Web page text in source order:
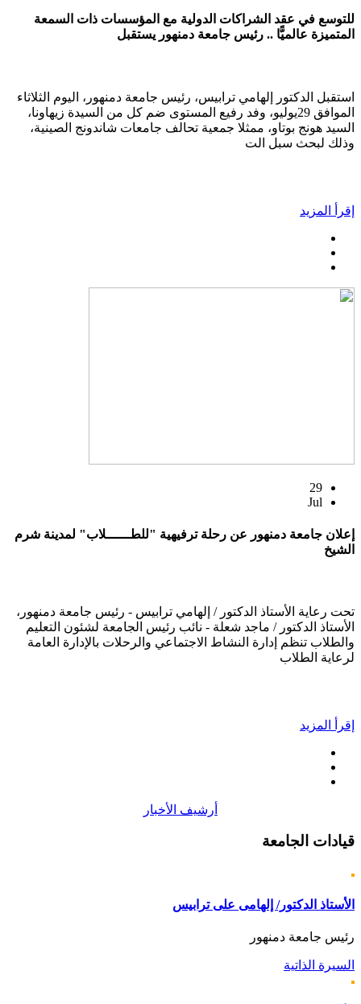
للتوسع في عقد الشراكات الدولية مع المؤسسات ذات السمعة
المتميزة عالميًّا .. رئيس جامعة دمنهور يستقبل
استقبل الدكتور إلهامي ترابيس، رئيس جامعة دمنهور، اليوم الثلاثاء
الموافق 29يوليو، وفد رفيع المستوى ضم كل من السيدة زيهاونا،
السيد هونج بوتاو، ممثلا جمعية تحالف جامعات شاندونج الصينية،
وذلك لبحث سبل الت
إقرأ المزيد
29
Jul
إعلان جامعة دمنهور عن رحلة ترفيهية "للطــــــلاب" لمدينة شرم
الشيخ
تحت رعاية الأستاذ الدكتور / إلهامي ترابيس - رئيس جامعة دمنهور،
الأستاذ الدكتور / ماجد شعلة - نائب رئيس الجامعة لشئون التعليم
والطلاب تنظم إدارة النشاط الاجتماعي والرحلات بالإدارة العامة
لرعاية الطلاب
إقرأ المزيد
أرشيف الأخبار
قيادات الجامعة
الأستاذ الدكتور/ إلهامى على ترابيس
رئيس جامعة دمنهور
السيرة الذاتية